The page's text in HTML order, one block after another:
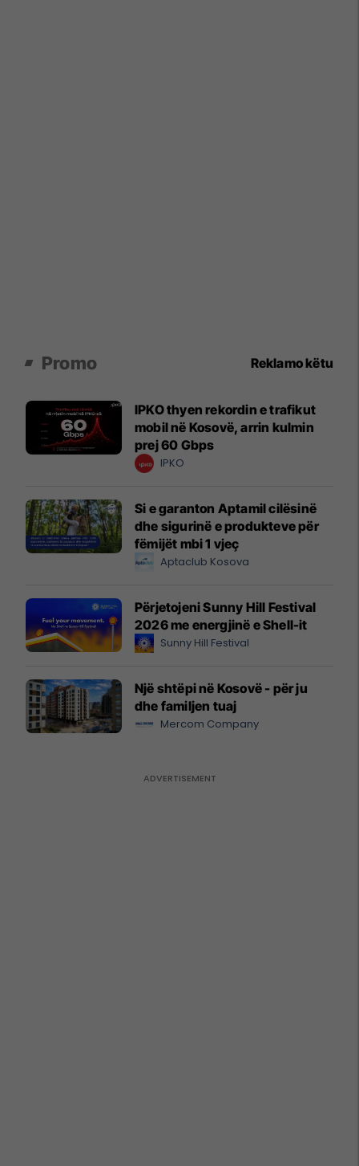
Promo Reklamo këtu
IPKO thyen rekordin e trafikut
mobil në Kosovë, arrin kulmin
prej 60 Gbps
IPKO
Si e garanton Aptamil cilësinë
dhe sigurinë e produkteve për
fëmijët mbi 1 vjeç
Aptaclub Kosova
Përjetojeni Sunny Hill Festival
2026 me energjinë e Shell-it
Sunny Hill Festival
Një shtëpi në Kosovë - për ju
dhe familjen tuaj
Mercom Company